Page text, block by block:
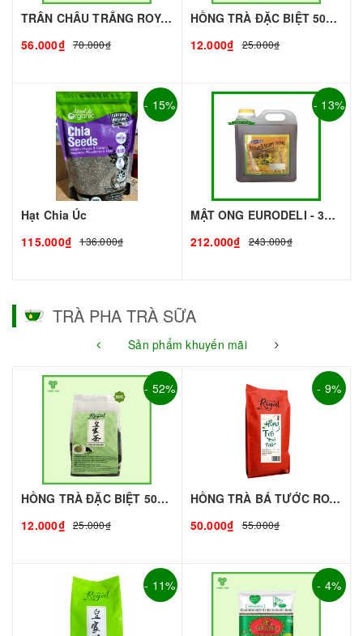
TRÂN CHÂU TRẮNG ROYAL - 500g - ROYAL | Topping làm Trà Sữa - TOBEE FOOD
56.000₫ 70.000₫
HỒNG TRÀ ĐẶC BIỆT 50G - ROYAL I NGUYÊN LIỆU PHA CHẾ - TOBEE FOOD
12.000₫
25.000₫
- 15%
Hạt Chia Úc
115.000₫
136.000₫
- 13%
MẬT ONG EURODELI - 3kg - EURODELI | Nguyên liệu pha chế - TOBEE FOOD
212.000₫
243.000₫
TRÀ PHA TRÀ SỮA
Sản phẩm khuyến mãi
- 52%
HỒNG TRÀ ĐẶC BIỆT 50G - ROYAL I NGUYÊN LIỆU PHA CHẾ - TOBEE FOOD
12.000₫ 25.000₫
- 9%
HỒNG TRÀ BÁ TƯỚC ROYAL (gói 500g)
50.000₫
55.000₫
- 11% - 4%